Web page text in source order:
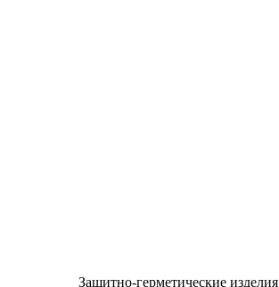
Защитно-герметические изделия